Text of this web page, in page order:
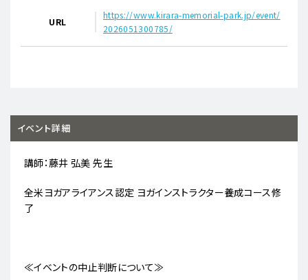
URL
https://www.kirara-memorial-park.jp/event/
2026051300785/
イベント詳細
講師：藤井 弘美 先生
全米ヨガアライアンス認定 ヨガインストラクター養成コース修
了
≪イベントの中止判断について≫